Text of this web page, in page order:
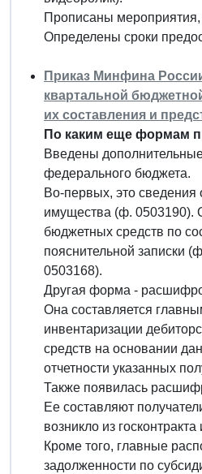
Прописаны
Определены сроки
Приказ Минфина
квартальной
их составления и
По каким еще формам
Введены
федерального бюджета.
Во-первых, это сведения
имущества (ф. 0503190).
бюджетных средств по
пояснительной записки
0503168).
Другая форма -
Она составляется
инвентаризации
средств на основании
отчетности указанных
Также появилась
Ее составляют
возникло из
Кроме того, главные
задолженности по